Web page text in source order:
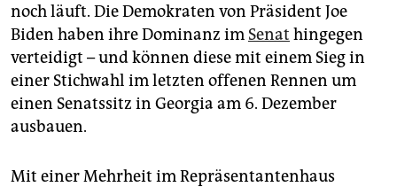
noch läuft. Die Demokraten von Präsident Joe
Biden haben ihre Dominanz im Senat hingegen
verteidigt – und können diese mit einem Sieg in
einer Stichwahl im letzten offenen Rennen um
einen Senatssitz in Georgia am 6. Dezember
ausbauen.
Mit einer Mehrheit im Repräsentantenhaus